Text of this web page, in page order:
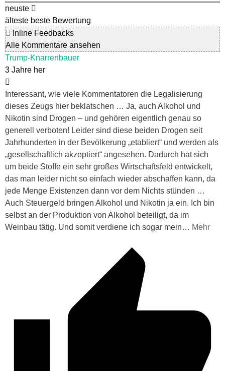
neuste
älteste beste Bewertung
Inline Feedbacks
Alle Kommentare ansehen
Trump-Knarrenbauer
3 Jahre her
Interessant, wie viele Kommentatoren die Legalisierung
dieses Zeugs hier beklatschen … Ja, auch Alkohol und
Nikotin sind Drogen – und gehören eigentlich genau so
generell verboten! Leider sind diese beiden Drogen seit
Jahrhunderten in der Bevölkerung „etabliert“ und werden als
„gesellschaftlich akzeptiert“ angesehen. Dadurch hat sich
um beide Stoffe ein sehr großes Wirtschaftsfeld entwickelt,
das man leider nicht so einfach wieder abschaffen kann, da
jede Menge Existenzen dann vor dem Nichts stünden …
Auch Steuergeld bringen Alkohol und Nikotin ja ein. Ich bin
selbst an der Produktion von Alkohol beteiligt, da im
Weinbau tätig. Und somit verdiene ich sogar mein… Mehr